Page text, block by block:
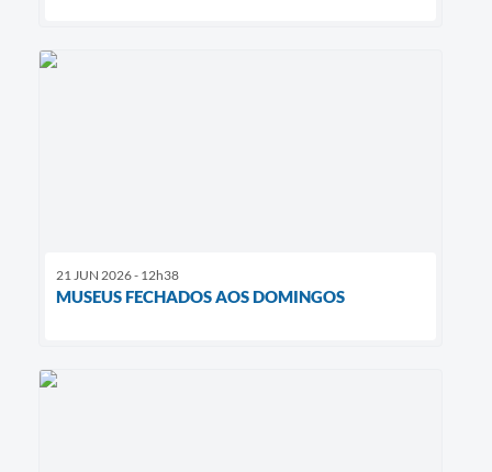
21 JUN 2026 - 12h38
MUSEUS FECHADOS AOS DOMINGOS